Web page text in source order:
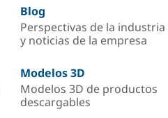
Blog
Perspectivas de la industria
y noticias de la empresa
Modelos 3D
Modelos 3D de productos
descargables